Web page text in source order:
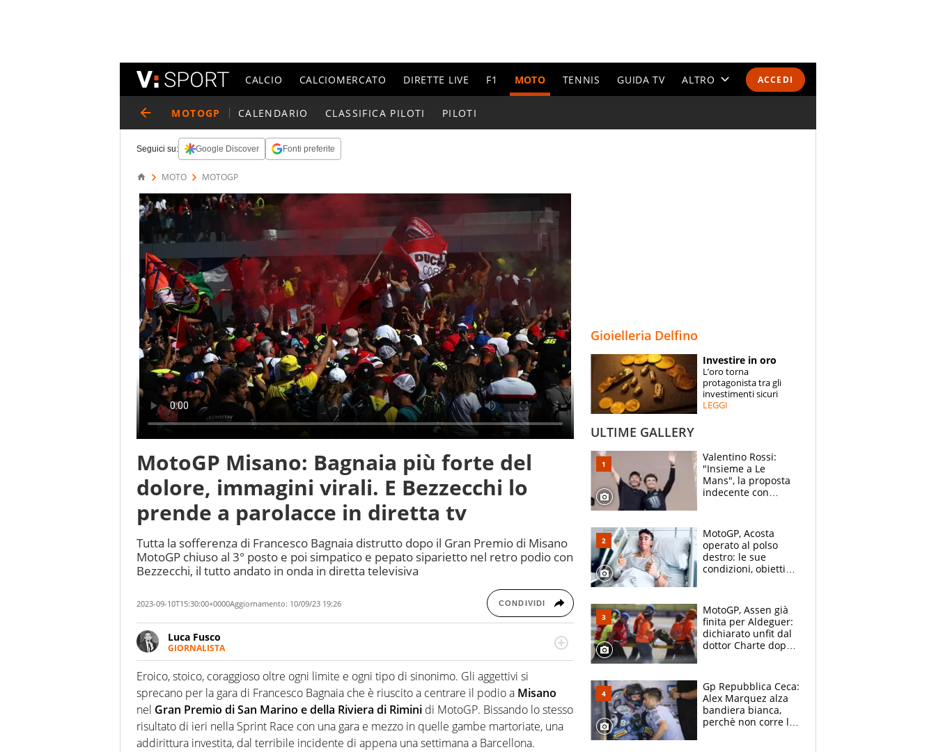
ACCEDI
CALCIO CALCIOMERCATO DIRETTE LIVE F1 MOTO TENNIS GUIDA TV ALTRO
ESPERTI
CONTATTI
MOTOGP CALENDARIO CLASSIFICA PILOTI PILOTI
Seguici su: Google Discover Fonti preferite
MOTO MOTOGP
MotoGP Misano: Bagnaia più forte del
dolore, immagini virali. E Bezzecchi lo
prende a parolacce in diretta tv
Tutta la sofferenza di Francesco Bagnaia distrutto dopo il Gran Premio di Misano
MotoGP chiuso al 3° posto e poi simpatico e pepato siparietto nel retro podio con
Bezzecchi, il tutto andato in onda in diretta televisiva
2023-09-10T15:30:00+0000Aggiornamento: 10/09/23 19:26 CONDIVIDI
Luca Fusco
GIORNALISTA
Giornalista multimediale. Quando si accendono i motori, lui sgasa, impenna, derapa. E
spesso e volentieri finisce sul podio
Eroico, stoico, coraggioso oltre ogni limite e ogni tipo di sinonimo. Gli aggettivi si
sprecano per la gara di Francesco Bagnaia che è riuscito a centrare il podio a Misano
nel Gran Premio di San Marino e della Riviera di Rimini di MotoGP. Bissando lo stesso
risultato di ieri nella Sprint Race con una gara e mezzo in quelle gambe martoriate, una
addirittura investita, dal terribile incidente di appena una settimana a Barcellona.
Gioielleria Delfino
Investire in oro
L’oro torna
protagonista tra gli
investimenti sicuri
LEGGI
ULTIME GALLERY
Valentino Rossi:
"Insieme a Le
Mans", la proposta
indecente con
Goodwood
MotoGP, Acosta
operato al polso
destro: le sue
condizioni, obiettivo
MotoGP, Assen già
finita per Aldeguer:
dichiarato unfit dal
dottor Charte dopo
Gp Repubblica Ceca:
Alex Marquez alza
bandiera bianca,
perchè non corre la